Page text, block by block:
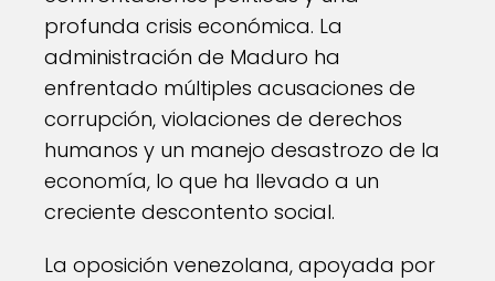
profunda crisis económica. La
administración de Maduro ha
enfrentado múltiples acusaciones de
corrupción, violaciones de derechos
humanos y un manejo desastrozo de la
economía, lo que ha llevado a un
creciente descontento social.
La oposición venezolana, apoyada por